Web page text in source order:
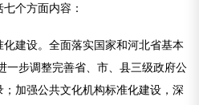
个方面内容：
建设。全面落实国家和河北省基本
一步调整完善省、市、县三级政府公
加强公共文化机构标准化建设，深